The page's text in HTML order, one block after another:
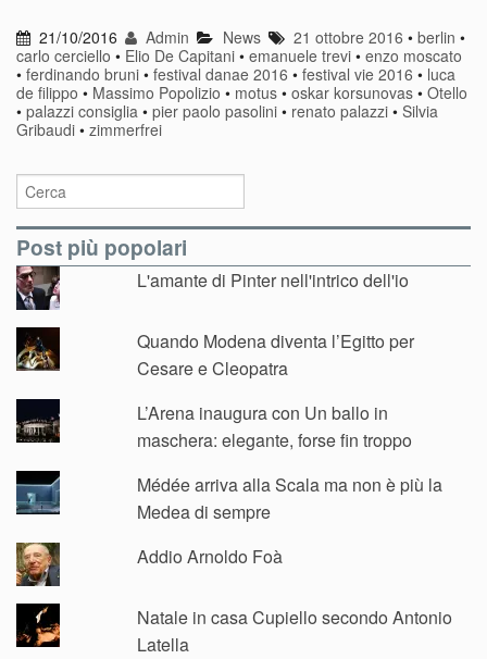
21/10/2016 Admin News 21 ottobre 2016 • berlin •
carlo cerciello • Elio De Capitani • emanuele trevi • enzo moscato
• ferdinando bruni • festival danae 2016 • festival vie 2016 • luca
de filippo • Massimo Popolizio • motus • oskar korsunovas • Otello
• palazzi consiglia • pier paolo pasolini • renato palazzi • Silvia
Gribaudi • zimmerfrei
Post più popolari
L'amante di Pinter nell'intrico dell'io
Quando Modena diventa l’Egitto per
Cesare e Cleopatra
L’Arena inaugura con Un ballo in
maschera: elegante, forse fin troppo
Médée arriva alla Scala ma non è più la
Medea di sempre
Addio Arnoldo Foà
Natale in casa Cupiello secondo Antonio
Latella